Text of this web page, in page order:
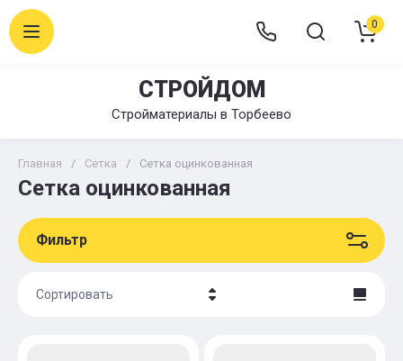
СТРОЙДОМ
Стройматериалы в Торбеево
0
Главная / Сетка / Сетка оцинкованная
Сетка оцинкованная
Фильтр
Сортировать